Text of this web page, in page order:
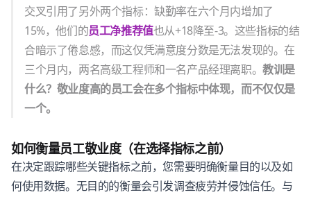
交叉引用了另外两个指标：缺勤率在六个月内增加了
15%，他们的员工净推荐值也从+18降至-3。这些指标的结
合暗示了倦怠感，而这仅凭满意度分数是无法发现的。在
三个月内，两名高级工程师和一名产品经理离职。教训是
什么？敬业度高的员工会在多个指标中体现，而不仅仅是
一个。
如何衡量员工敬业度（在选择指标之前）
在决定跟踪哪些关键指标之前，您需要明确衡量目的以及如
何使用数据。无目的的衡量会引发调查疲劳并侵蚀信任。与